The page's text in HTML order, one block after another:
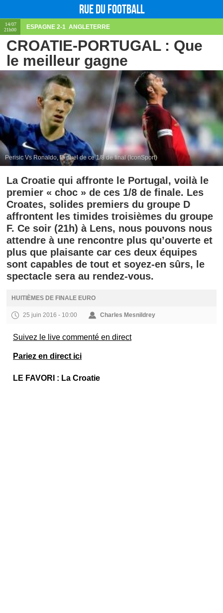
Rue du football
14/07
21h00
ESPAGNE 2-1 ANGLETERRE
CROATIE-PORTUGAL : Que
le meilleur gagne
Perisic Vs Ronaldo, le duel de ce 1/8 de final (IconSport)
La Croatie qui affronte le Portugal, voilà le
premier « choc » de ces 1/8 de finale. Les
Croates, solides premiers du groupe D
affrontent les timides troisièmes du groupe
F. Ce soir (21h) à Lens, nous pouvons nous
attendre à une rencontre plus qu’ouverte et
plus que plaisante car ces deux équipes
sont capables de tout et soyez-en sûrs, le
spectacle sera au rendez-vous.
HUITIÈMES DE FINALE EURO
25 juin 2016 - 10:00 Charles Mesnildrey
Suivez le live commenté en direct
Pariez en direct ici
LE FAVORI : La Croatie